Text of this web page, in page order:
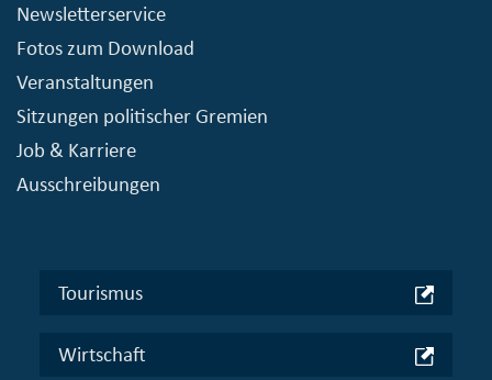
Newsletterservice
Fotos zum Download
Veranstaltungen
Sitzungen politischer Gremien
Job & Karriere
Ausschreibungen
Tourismus
Wirtschaft